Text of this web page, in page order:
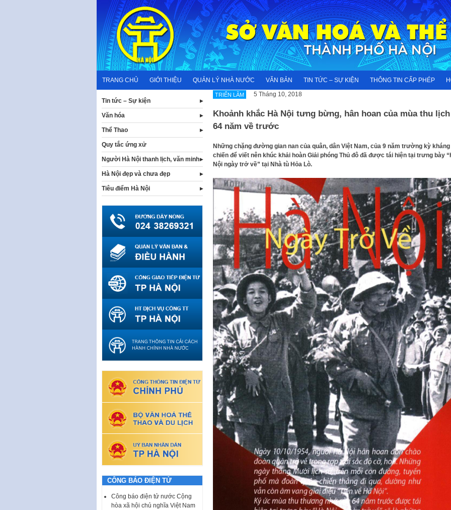
content
TRANG CHỦ GIỚI THIỆU QUẢN LÝ NHÀ NƯỚC VĂN BẢN TIN TỨC – SỰ KIỆN THÔNG TIN CẤP PHÉP
TRIỂN LÃM 5 Tháng 10, 2018
Khoảnh khắc Hà Nội tưng bừng, hân hoan của mùa thu
64 năm về trước
Những chặng đường gian nan của quân, dân Việt Nam, của 9 năm trường kỳ kháng
chiến để viết nên khúc khải hoàn Giải phóng Thủ đô đã được tái hiện tại trưng bày
Nội ngày trở về” tại Nhà tù Hỏa Lò.
Tin tức – Sự kiện
Văn hóa
Thể Thao
Quy tắc ứng xử
Người Hà Nội thanh lịch, văn minh
Hà Nội đẹp và chưa đẹp
Tiêu điểm Hà Nội
CÔNG BÁO ĐIỆN TỬ
Công báo điện tử nước Cộng
hòa xã hội chủ nghĩa Việt Nam